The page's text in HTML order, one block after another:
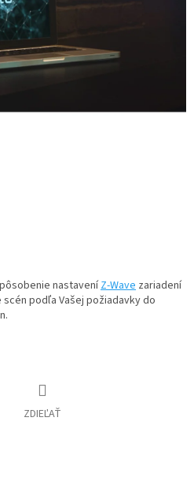
nastaveníZ-Wave zariadení
podľa Vašej požiadavky do
ZDIEĽAŤ